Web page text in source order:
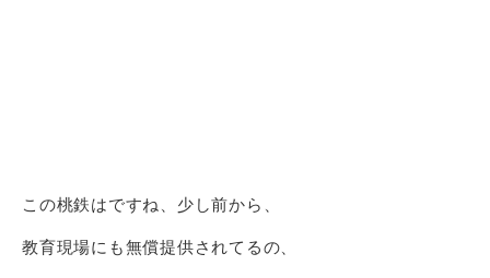
この桃鉄はですね、少し前から、
教育現場にも無償提供されてるの、